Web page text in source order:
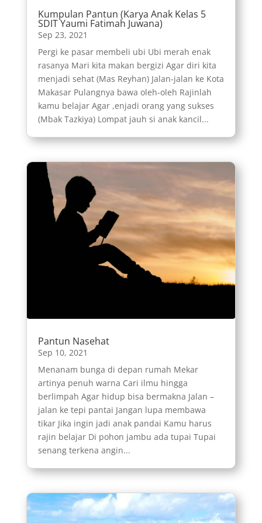
Kumpulan Pantun (Karya Anak Kelas 5
SDIT Yaumi Fatimah Juwana)
Sep 23, 2021
Pergi ke pasar membeli ubi Ubi merah enak
rasanya Mari kita makan bergizi Agar diri kita
menjadi sehat (Mas Reyhan) Jalan-jalan ke Kota
Makasar Pulangnya bawa oleh-oleh Rajinlah
kamu belajar Agar ,enjadi orang yang sukses
(Mbak Tazkiya) Lompat jauh si anak kancil...
Pantun Nasehat
Sep 10, 2021
Menanam bunga di depan rumah Mekar
artinya penuh warna Cari ilmu hingga
berlimpah Agar hidup bisa bermakna Jalan –
jalan ke tepi pantai Jangan lupa membawa
tikar Jika ingin jadi anak pandai Kamu harus
rajin belajar Di pohon jambu ada tupai Tupai
senang terkena angin...